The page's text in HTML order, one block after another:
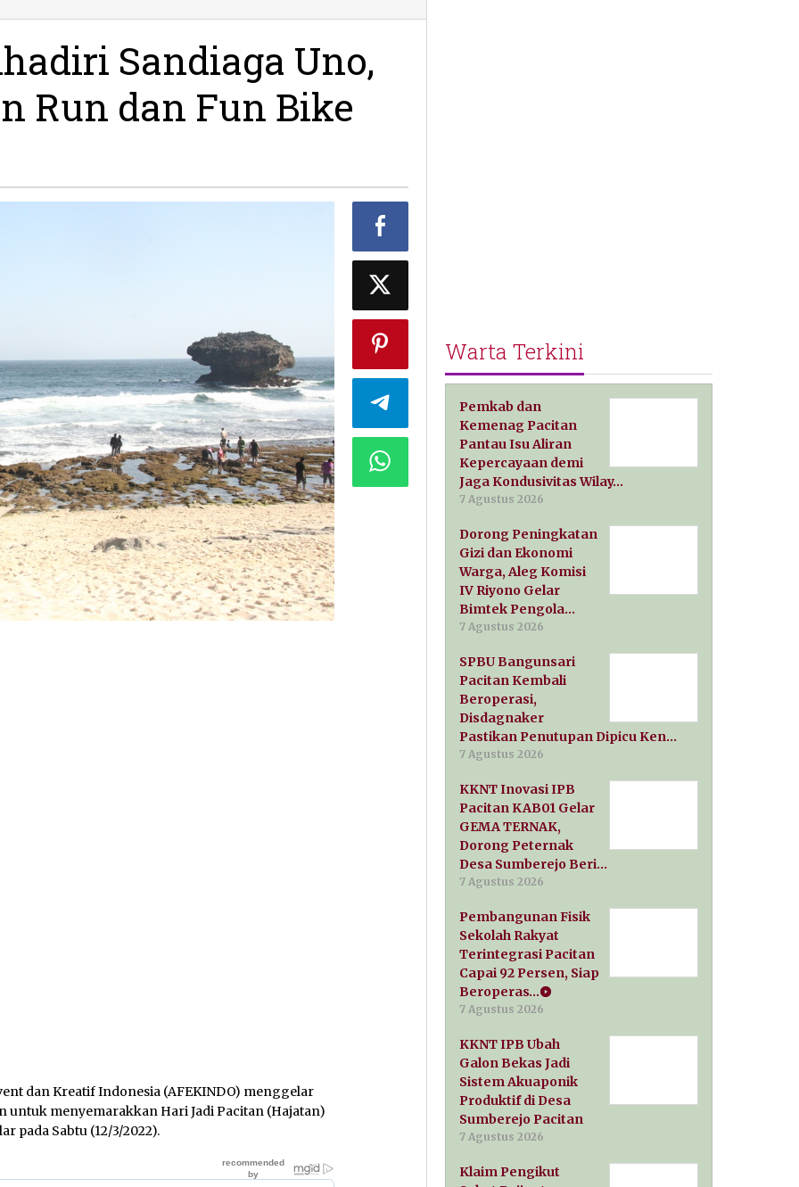
Sandiaga Uno,
Run dan Fun Bike
dan Kreatif Indonesia (AFEKINDO) menggelar
untuk menyemarakkan Hari Jadi Pacitan (Hajatan)
pada Sabtu (12/3/2022).
Warta Terkini
Pemkab dan
Kemenag Pacitan
Pantau Isu Aliran
Kepercayaan demi
Jaga Kondusivitas Wilay…
7 Agustus 2026
Dorong Peningkatan
Gizi dan Ekonomi
Warga, Aleg Komisi
IV Riyono Gelar
Bimtek Pengola…
7 Agustus 2026
SPBU Bangunsari
Pacitan Kembali
Beroperasi,
Disdagnaker
Pastikan Penutupan Dipicu Ken…
7 Agustus 2026
KKNT Inovasi IPB
Pacitan KAB01 Gelar
GEMA TERNAK,
Dorong Peternak
Desa Sumberejo Beri…
7 Agustus 2026
Pembangunan Fisik
Sekolah Rakyat
Terintegrasi Pacitan
Capai 92 Persen, Siap
Beroperas…
7 Agustus 2026
KKNT IPB Ubah
Galon Bekas Jadi
Sistem Akuaponik
Produktif di Desa
Sumberejo Pacitan
7 Agustus 2026
Klaim Pengikut